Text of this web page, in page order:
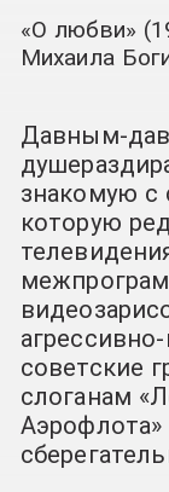
«О любви»
Михаила
Давным-
знакомую с
которую
советские
слоганам
Аэрофлота»